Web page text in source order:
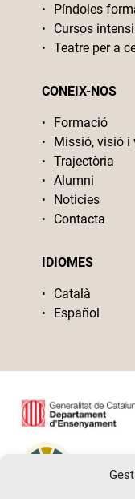
Píndoles
Cursos
Teatre per a
CONEIX-NOS
Formació
Missió, visió i
Trajectòria
Alumni
Noticies
Contacta
IDIOMES
Català
Español